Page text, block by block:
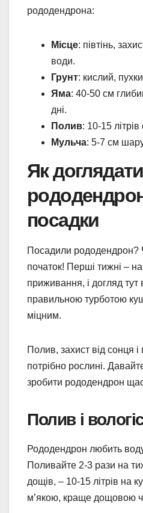
рододендрона:
Місце: півтінь,
води.
Грунт: кислий,
Яма: 40-50 см
дні.
Полив: 10-15
Мульча: 5-7 см
Як
посадки
Посадили рододендрон?
початок! Перші тижні –
приживання, і догляд
правильною турботою
міцним.
Полив, захист від сонця
потрібно рослині.
зробити рододендрон
Полив і
Рододендрон любить
Поливайте 2-3 рази на
дощів, – 10-15 літрів на
м’якою, краще дощовою